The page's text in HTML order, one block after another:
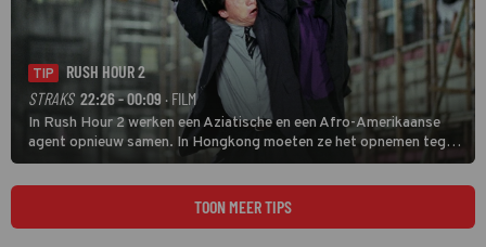
TIP
RUSH HOUR 2
STRAKS 22:26 - 00:09 · FILM
In Rush Hour 2 werken een Aziatische en een Afro-Amerikaanse
agent opnieuw samen. In Hongkong moeten ze het opnemen tegen
een bende die met vals geld handelt.
TOON MEER TIPS